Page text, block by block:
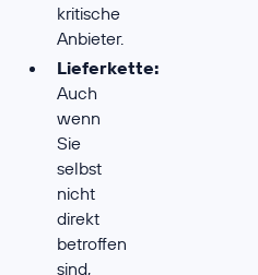
kritische
Anbieter.
Lieferkette:
Auch
wenn
Sie
selbst
nicht
direkt
betroffen
sind,